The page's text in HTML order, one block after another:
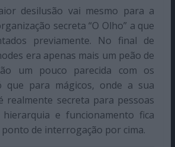
desilusão vai mesmo para a
secreta “O Olho” a que
previamente. No final de
era apenas mais um peão de
um pouco parecida com os
que para mágicos, onde a sua
realmente secreta para pessoas
e funcionamento fica
de interrogação por cima.